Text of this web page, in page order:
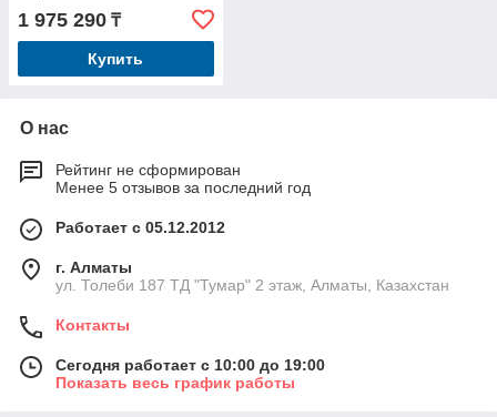
1 975 290 ₸
Купить
О нас
Рейтинг не сформирован
Менее 5 отзывов за последний год
Работает с 05.12.2012
г. Алматы
ул. Толеби 187 ТД "Тумар" 2 этаж, Алматы, Казахстан
Контакты
Сегодня работает с 10:00 до 19:00
Показать весь график работы